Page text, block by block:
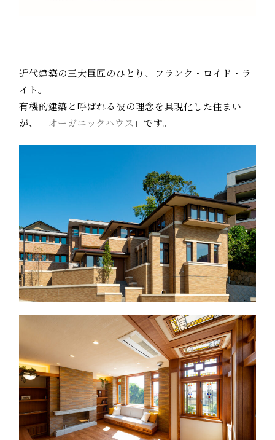
近代建築の三大巨匠のひとり、フランク・ロイド・ラ
イト。
有機的建築と呼ばれる彼の理念を具現化した住まい
が、「オーガニックハウス 」です。